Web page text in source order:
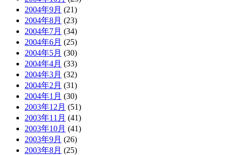
2004年9月 (21)
2004年8月 (23)
2004年7月 (34)
2004年6月 (25)
2004年5月 (30)
2004年4月 (33)
2004年3月 (32)
2004年2月 (31)
2004年1月 (30)
2003年12月 (51)
2003年11月 (41)
2003年10月 (41)
2003年9月 (26)
2003年8月 (25)